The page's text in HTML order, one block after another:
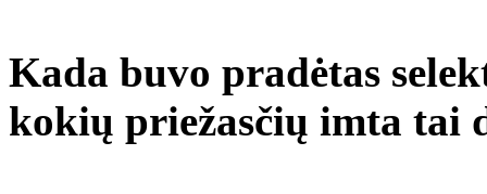
Kada buvo pradėtas
kokių priežasčių imta tai